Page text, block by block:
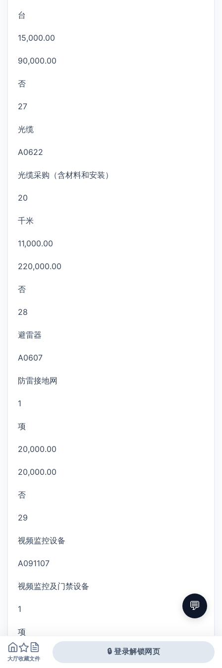
台
15,000.00
90,000.00
否
27
光缆
A0622
光缆采购（含材料和安装）
20
千米
11,000.00
220,000.00
否
28
避雷器
A0607
防雷接地网
1
项
20,000.00
20,000.00
否
29
视频监控设备
A091107
视频监控及门禁设备
1
项
20,000.00
大厅收藏文件
🔒 登录解锁网页
💬